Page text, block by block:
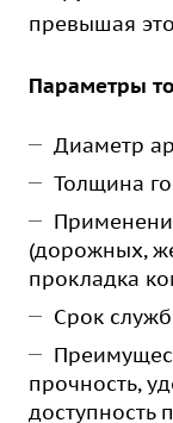
превышая
Параметры
Диаметр
Толщина
(дорожных,
прокладка
Срок
прочность,
доступность